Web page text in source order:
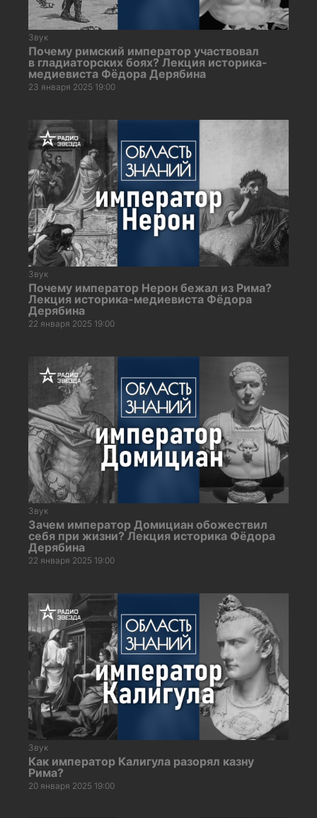
Звук
Почему римский император участвовал
в гладиаторских боях? Лекция историка-
медиевиста Фёдора Дерябина
23 января 2025 19:00
Звук
Почему император Нерон бежал из Рима?
Лекция историка-медиевиста Фёдора
Дерябина
22 января 2025 19:00
Звук
Зачем император Домициан обожествил
себя при жизни? Лекция историка Фёдора
Дерябина
22 января 2025 19:00
Звук
Как император Калигула разорял казну
Рима?
20 января 2025 19:00